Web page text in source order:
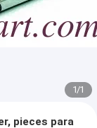
1/1
pieces para